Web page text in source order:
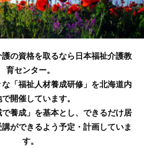
の資格を取るなら日本福祉介護教
育センター。
「福祉人材養成研修」を北海道内
開催しています。
で養成」を基本とし、できるだけ居
ができるよう予定・計画していま
す。